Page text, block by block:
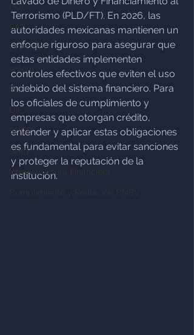
PUI
SAT
LFPIORPI
sofom
PLD
SHCP
SHCP
Infraestructura Financiera
Terrorismo (PLD/FT). En 2026, las
autoridades mexicanas mantienen un
enfoque riguroso para asegurar que
estas entidades implementen
controles efectivos que eviten el uso
indebido del sistema financiero. Para
los oficiales de cumplimiento y
empresas que otorgan crédito,
entender y aplicar estas obligaciones
es fundamental para evitar sanciones
y proteger la reputación de la
institución.